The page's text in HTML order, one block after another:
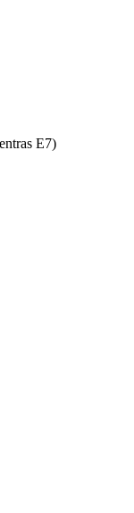
E7)